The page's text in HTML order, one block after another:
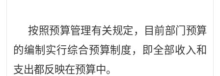
按照预算管理有关规定，目前部门预算
的编制实行综合预算制度，即全部收入和
支出都反映在预算中。